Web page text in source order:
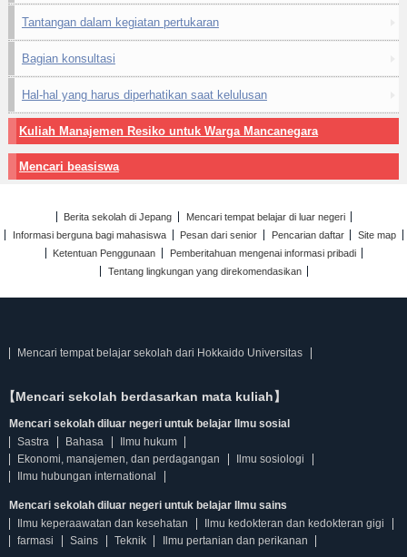
Tantangan dalam kegiatan pertukaran
Bagian konsultasi
Hal-hal yang harus diperhatikan saat kelulusan
Kuliah Manajemen Resiko untuk Warga Mancanegara
Mencari beasiswa
Berita sekolah di Jepang
Mencari tempat belajar di luar negeri
Informasi berguna bagi mahasiswa
Pesan dari senior Pencarian daftar
Site map
Ketentuan Penggunaan
Pemberitahuan mengenai informasi pribadi
Tentang lingkungan yang direkomendasikan
Mencari tempat belajar sekolah dari Hokkaido Universitas
【Mencari sekolah berdasarkan mata kuliah】
Mencari sekolah diluar negeri untuk belajar Ilmu sosial
Sastra
Bahasa
Ilmu hukum
Ekonomi, manajemen, dan perdagangan
Ilmu sosiologi
Ilmu hubungan international
Mencari sekolah diluar negeri untuk belajar Ilmu sains
Ilmu keperaawatan dan kesehatan
Ilmu kedokteran dan kedokteran gigi
farmasi
Sains Teknik Ilmu pertanian dan perikanan